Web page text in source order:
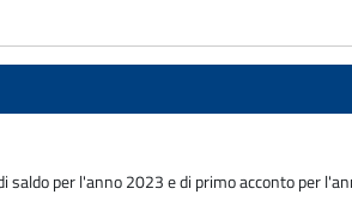
per l'anno 2023 e di primo acconto per